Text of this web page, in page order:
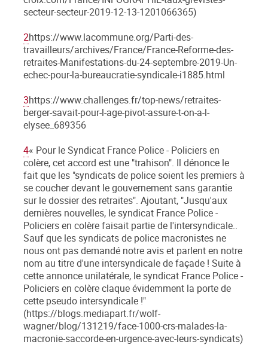
secteur-secteur-2019-12-13-1201066365)
2https://www.lacommune.org/Parti-des-
travailleurs/archives/France/France-Reforme-des-
retraites-Manifestations-du-24-septembre-2019-Un-
echec-pour-la-bureaucratie-syndicale-i1885.html
3https://www.challenges.fr/top-news/retraites-
berger-savait-pour-l-age-pivot-assure-t-on-a-l-
elysee_689356
4« Pour le Syndicat France Police - Policiers en
colère, cet accord est une "trahison". Il dénonce le
fait que les "syndicats de police soient les premiers à
se coucher devant le gouvernement sans garantie
sur le dossier des retraites". Ajoutant, "Jusqu'aux
dernières nouvelles, le syndicat France Police -
Policiers en colère faisait partie de l'intersyndicale..
Sauf que les syndicats de police macronistes ne
nous ont pas demandé notre avis et parlent en notre
nom au titre d'une intersyndicale de façade ! Suite à
cette annonce unilatérale, le syndicat France Police -
Policiers en colère claque évidemment la porte de
cette pseudo intersyndicale !"
(https://blogs.mediapart.fr/wolf-
wagner/blog/131219/face-1000-crs-malades-la-
macronie-saccorde-en-urgence-avec-leurs-syndicats)